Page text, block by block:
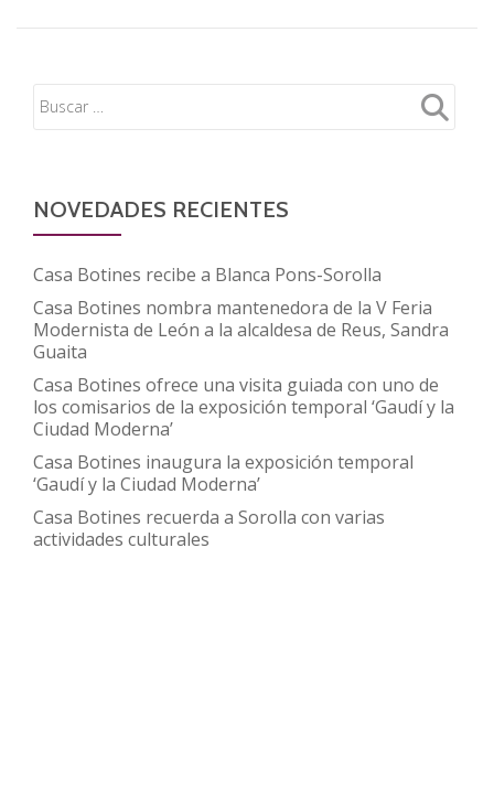
ESIC
su
la
e
de
la
NOVEDADES RECIENTES
Casa Botines recibe a Blanca Pons-Sorolla
Casa Botines nombra mantenedora de la V Feria
Modernista de León a la alcaldesa de Reus, Sandra
Guaita
Casa Botines ofrece una visita guiada con uno de
los comisarios de la exposición temporal ‘Gaudí y la
Ciudad Moderna’
Casa Botines inaugura la exposición temporal
‘Gaudí y la Ciudad Moderna’
Casa Botines recuerda a Sorolla con varias
actividades culturales